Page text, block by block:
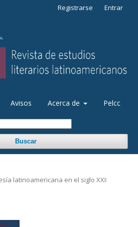
Avisos Acerca de Pelcc
Buscar
Registrarse Entrar
latinoamericana en el siglo XXI: